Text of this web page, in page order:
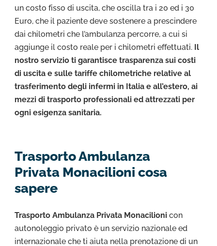
un costo fisso di uscita, che oscilla tra i 20 ed i 30
Euro, che il paziente deve sostenere a prescindere
dai chilometri che l’ambulanza percorre, a cui si
aggiunge il costo reale per i chilometri effettuati. Il
nostro servizio ti garantisce trasparenza sui costi
di uscita e sulle tariffe chilometriche relative al
trasferimento degli infermi in Italia e all’estero, ai
mezzi di trasporto professionali ed attrezzati per
ogni esigenza sanitaria.
Trasporto Ambulanza
Privata Monacilioni cosa
sapere
Trasporto Ambulanza Privata Monacilioni con
autonoleggio privato è un servizio nazionale ed
internazionale che ti aiuta nella prenotazione di un